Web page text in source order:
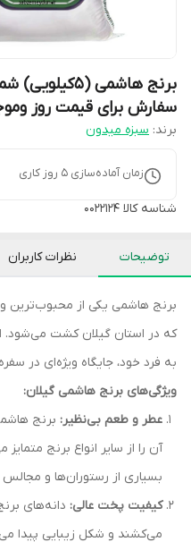
برنج هاشمی
سفارش برای قیمت روز
برند: سبزه میدون
زمان آماده‌سازی 5 روز کاری
شناسه کالا 0022124
توضیحات نظرات کاربران
برنج هاشمی یکی از محبوب‌ترین و
که در استان گیلان کشت می‌شود.
به فرد خود، جایگاه ویژه‌ای در
ویژگی‌های برنج هاشمی گیلان:
عطر و طعم بی‌نظیر: برنج
آن را از سایر انواع برنج
بسیاری از رستوران‌ها و مجالس
کیفیت پخت عالی: دانه‌های
می‌کشند و شکل زیبایی پیدا